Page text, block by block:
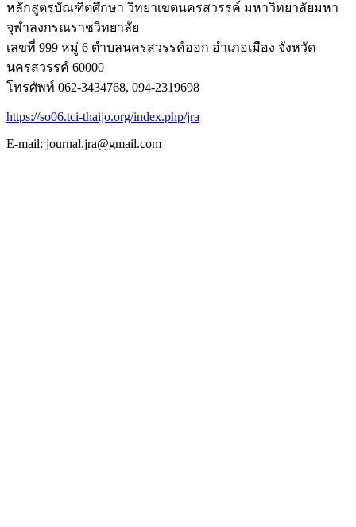
หลักสูตรบัณฑิตศึกษา วิทยาเขตนครสวรรค์ มหาวิทยาลัยมหา
จุฬาลงกรณราชวิทยาลัย
เลขที่ 999 หมู่ 6 ตำบลนครสวรรค์ออก อำเภอเมือง จังหวัด
นครสวรรค์ 60000
โทรศัพท์ 062-3434768, 094-2319698
https://so06.tci-thaijo.org/index.php/jra
E-mail: journal.jra@gmail.com